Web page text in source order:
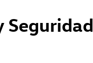
Seguridad